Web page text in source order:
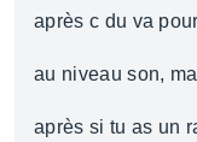
après c du va
au niveau son,
après si tu as un